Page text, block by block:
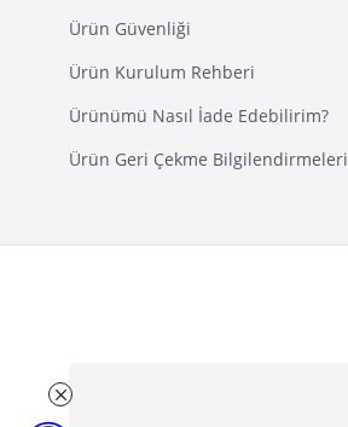
Ürün Güvenliği
Ürün Kurulum Rehberi
Ürünümü Nasıl İade Edebilirim?
Ürün Geri Çekme Bilgilendirmeleri